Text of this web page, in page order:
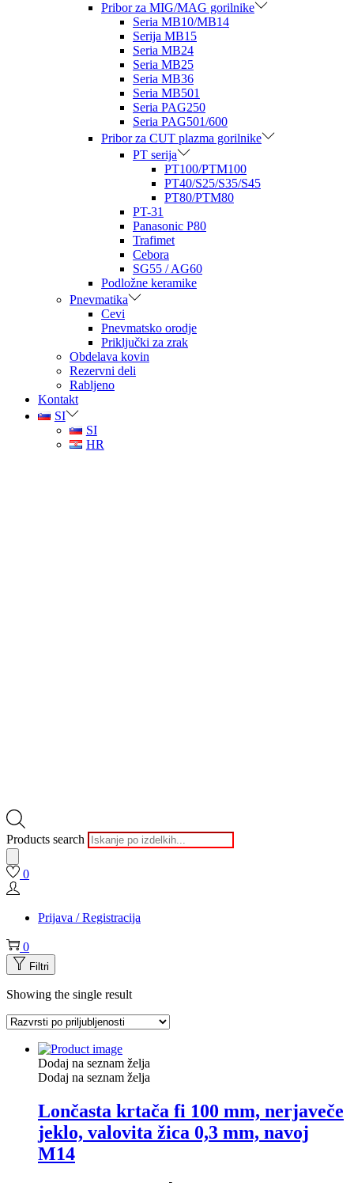
Pribor za MIG/MAG gorilnike
Seria MB10/MB14
Serija MB15
Seria MB24
Seria MB25
Seria MB36
Seria MB501
Seria PAG250
Seria PAG501/600
Pribor za CUT plazma gorilnike
PT serija
PT100/PTM100
PT40/S25/S35/S45
PT80/PTM80
PT-31
Panasonic P80
Trafimet
Cebora
SG55 / AG60
Podložne keramike
Pnevmatika
Cevi
Pnevmatsko orodje
Priključki za zrak
Obdelava kovin
Rezervni deli
Rabljeno
Kontakt
SI
SI
HR
Products search
0
Prijava / Registracija
0
Filtri
Showing the single result
Dodaj na seznam želja
Dodaj na seznam želja
Lončasta krtača fi 100 mm, nerjaveče
jeklo, valovita žica 0,3 mm, navoj
M14